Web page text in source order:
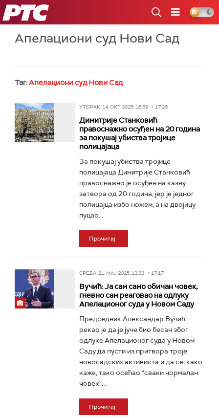
РТС
Апелациони суд Нови Сад
Таг:Апелациони суд Нови Сад
УТОРАК, 14. ОКТ 2025, 16:59 -> 17:20
Димитрије Станковић
правоснажно осуђен на 20 година
за покушај убиства тројице
полицајаца
За покушај убиства тројице
полицајаца Димитрије Станковић
правоснажно је осуђен на казну
затвора од 20 година, јер је једног
полицајца избо ножем, а на двојицу
пуцао...
Прочитај
СРЕДА, 21. МАЈ 2025, 13:33 -> 17:17
Вучић: Ја сам само обичан човек,
гневно сам реаговао на одлуку
Апелационог суда у Новом Саду
Председник Александар Вучић
рекао је да је јуче био бесан због
одлуке Апелационог суда у Новом
Саду да пусти из притвора троје
новосадских активиста и да се, како
каже, тако осећао "сваки нормалан
човек"...
Прочитај